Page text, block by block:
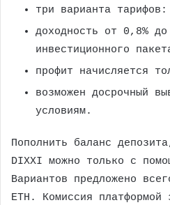
три варианта
доходность от 0,8%
инвестиционного
профит начисляется
возможен досрочный
условиям.
Пополнить баланс
DIXXI можно только с
Вариантов предложено
ETH. Комиссия платформой